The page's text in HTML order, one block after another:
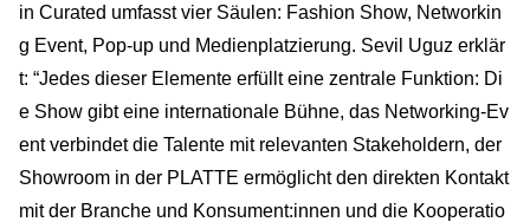
in Curated umfasst vier Säulen: Fashion Show, Networkin
g Event, Pop-up und Medienplatzierung. Sevil Uguz erklär
t: “Jedes dieser Elemente erfüllt eine zentrale Funktion: Di
e Show gibt eine internationale Bühne, das Networking-Ev
ent verbindet die Talente mit relevanten Stakeholdern, der
Showroom in der PLATTE ermöglicht den direkten Kontakt
mit der Branche und Konsument:innen und die Kooperatio